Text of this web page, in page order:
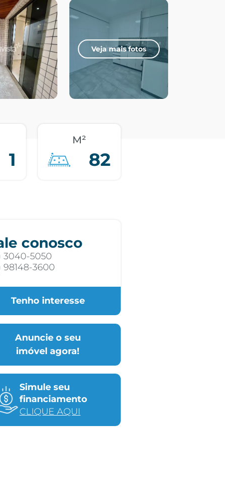
Veja mais fotos
1
M²
82
conosco
3040-5050
98148-3600
Tenho interesse
Anuncie o seu
imóvel agora!
Simule seu
financiamento
CLIQUE AQUI